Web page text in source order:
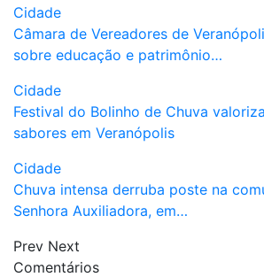
Cidade
Câmara de Vereadores de
sobre educação e patrimônio…
Cidade
Festival do Bolinho de Chuva
sabores em Veranópolis
Cidade
Chuva intensa derruba poste na
Senhora Auxiliadora, em…
Prev Next
Comentários